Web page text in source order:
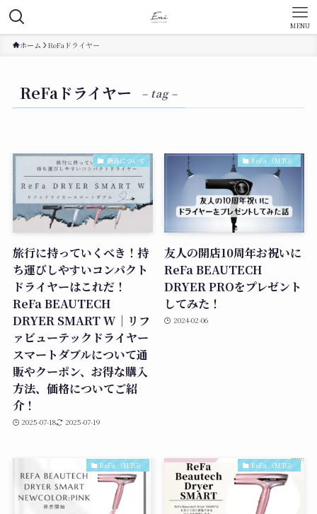
MENU
ホーム ReFaドライヤー
ReFaドライヤー – tag –
商品について
旅行に持っていくべき！持
ち運びしやすいコンパクト
ドライヤーはこれだ！
ReFa BEAUTECH
DRYER SMART W｜リフ
ァビューテックドライヤー
スマートダブルについて通
販やクーポン、お得な購入
方法、価格についてご紹
介！
2025-07-18 2025-07-19
ReFa （MTG）
友人の開店10周年お祝いに
ReFa BEAUTECH
DRYER PROをプレゼント
してみた！
2024-02-06
ReFa （MTG） ReFa （MTG）